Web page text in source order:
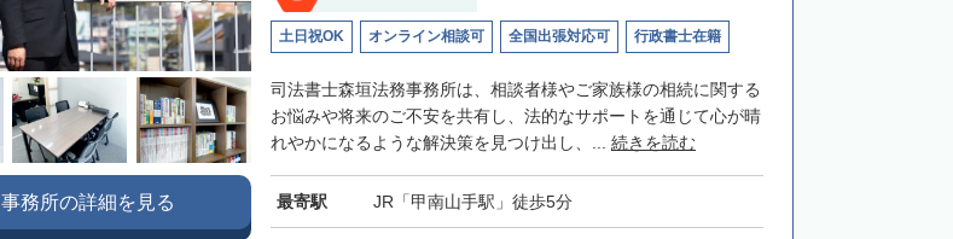
土日祝OK オンライン相談可 全国出張対応可 行政書士在籍
司法書士森垣法務事務所は、相談者様やご家族様の相続に関する
お悩みや将来のご不安を共有し、法的なサポートを通じて心が晴
れやかになるような解決策を見つけ出し、... 続きを読む
最寄駅 JR「甲南山手駅」徒歩5分
事務所の詳細を見る